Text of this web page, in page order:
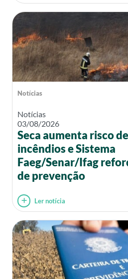
Notícias
Notícias
03/08/2026
Seca aumenta risco de
incêndios e Sistema
Faeg/Senar/Ifag
de prevenção
Ler notícia